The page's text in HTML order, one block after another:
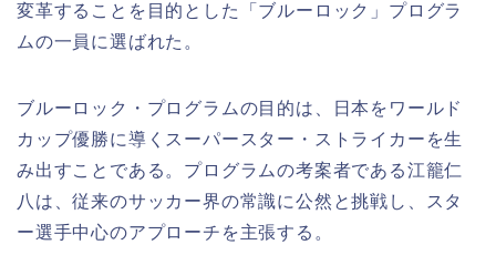
変革することを目的とした「ブルーロック」プログラ
ムの一員に選ばれた。
ブルーロック・プログラムの目的は、日本をワールド
カップ優勝に導くスーパースター・ストライカーを生
み出すことである。プログラムの考案者である江籠仁
八は、従来のサッカー界の常識に公然と挑戦し、スタ
ー選手中心のアプローチを主張する。